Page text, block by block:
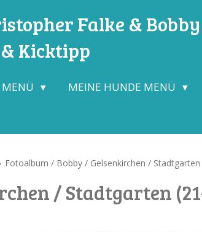
Falke &
Kicktipp
MEINE HUNDE MENÜ
Fotoalbum / Bobby / Gelsenkirchen / Stadtgarten
/ Stadtgarten